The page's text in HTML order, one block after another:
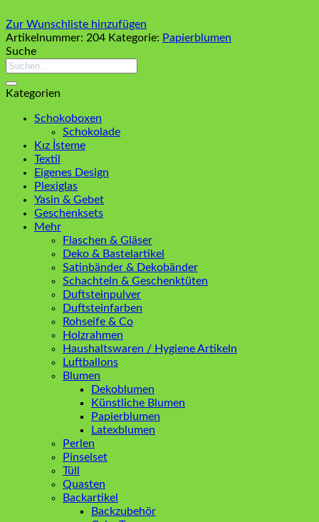
Zur Wunschliste hinzufügen
Artikelnummer: 204 Kategorie: Papierblumen
Suche
Suchen
nach:
Kategorien
Schokoboxen
Schokolade
Kız İsteme
Textil
Eigenes Design
Plexiglas
Yasin & Gebet
Geschenksets
Mehr
Flaschen & Gläser
Deko & Bastelartikel
Satinbänder & Dekobänder
Schachteln & Geschenktüten
Duftsteinpulver
Duftsteinfarben
Rohseife & Co
Holzrahmen
Haushaltswaren / Hygiene Artikeln
Luftballons
Blumen
Dekoblumen
Künstliche Blumen
Papierblumen
Latexblumen
Perlen
Pinselset
Tüll
Quasten
Backartikel
Backzubehör